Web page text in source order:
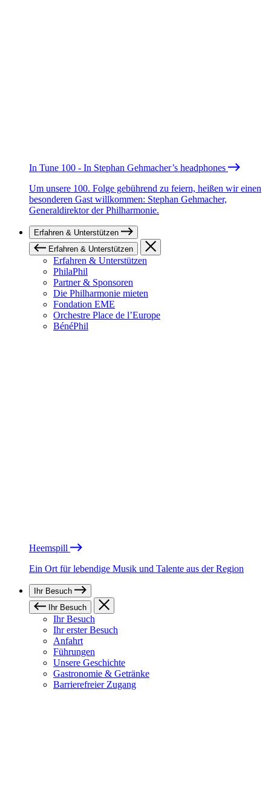
In Tune 100 - In Stephan Gehmacher’s headphones
Um unsere 100. Folge gebührend zu feiern, heißen wir einen
besonderen Gast willkommen: Stephan Gehmacher,
Generaldirektor der Philharmonie.
Erfahren & Unterstützen
Erfahren & Unterstützen
Erfahren & Unterstützen
PhilaPhil
Partner & Sponsoren
Die Philharmonie mieten
Fondation EME
Orchestre Place de l’Europe
BénéPhil
Heemspill
Ein Ort für lebendige Musik und Talente aus der Region
Ihr Besuch
Ihr Besuch
Ihr Besuch
Ihr erster Besuch
Anfahrt
Führungen
Unsere Geschichte
Gastronomie & Getränke
Barrierefreier Zugang